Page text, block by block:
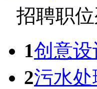
招聘职
1创意
2污水处